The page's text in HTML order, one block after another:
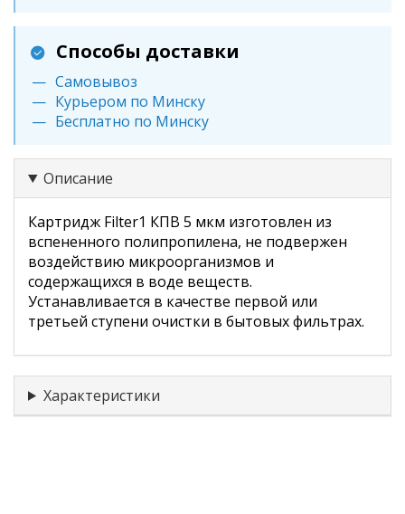
Способы доставки
Самовывоз
Курьером по Минску
Бесплатно по Минску
Описание
Картридж Filter1 КПВ 5 мкм изготовлен из
вспененного полипропилена, не подвержен
воздействию микроорганизмов и
содержащихся в воде веществ.
Устанавливается в качестве первой или
третьей ступени очистки в бытовых фильтрах.
Характеристики